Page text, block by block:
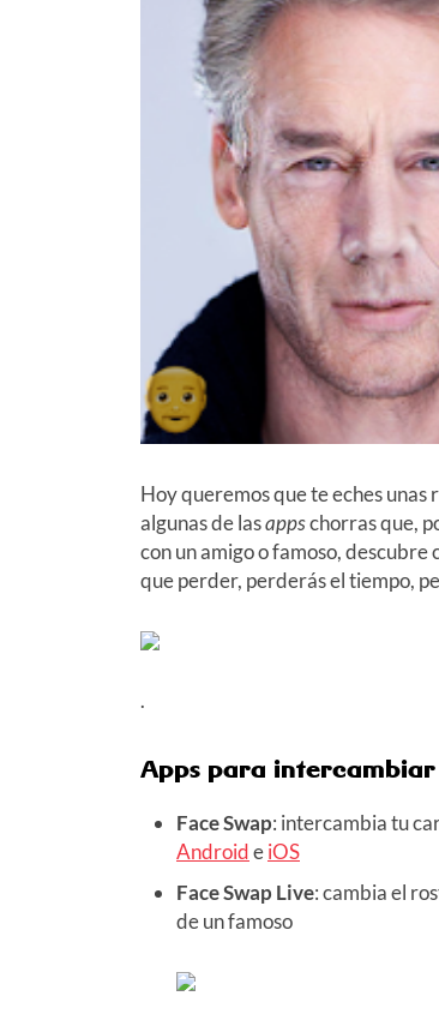
Hoy queremos que te eches unas
algunas de lasappschorras que,
con un amigo o famoso,
que perder, perderás el tiempo,
.
Apps para
Face Swap: intercambia tu
AndroideiOS
Face Swap Live: cambia el
de un famoso